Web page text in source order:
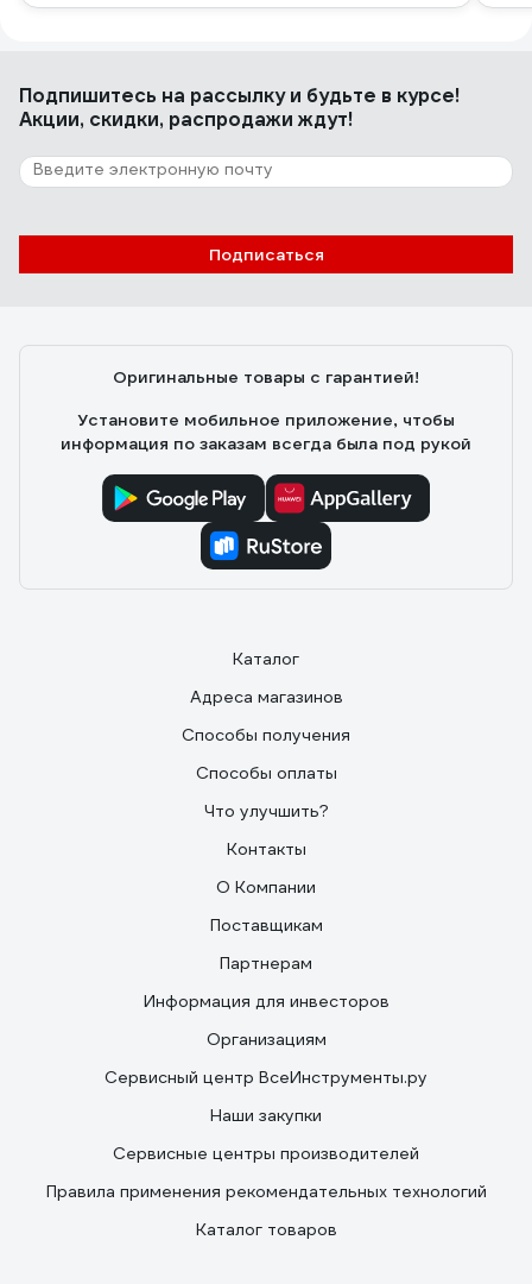
Подпишитесь на рассылкуи будьте в курсе!
Акции, скидки, распродажи ждут!
Подписаться
Оригинальные товары с гарантией!
Установите мобильное приложение, чтобы
информация по заказам всегда была под рукой
Каталог
Адреса магазинов
Способы получения
Способы оплаты
Что улучшить?
Контакты
О Компании
Поставщикам
Партнерам
Информация для инвесторов
Организациям
Сервисный центр ВсеИнструменты.ру
Наши закупки
Сервисные центры производителей
Правила применения рекомендательных технологий
Каталог товаров